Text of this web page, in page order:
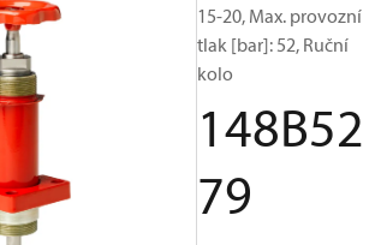
15-20, Max. provozní
tlak [bar]: 52, Ruční
kolo
148B52
79